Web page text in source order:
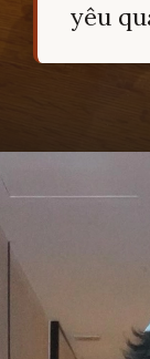
yêu